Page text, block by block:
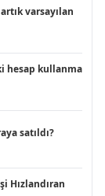
varsayılan
hesap kullanma
satıldı?
Hızlandıran